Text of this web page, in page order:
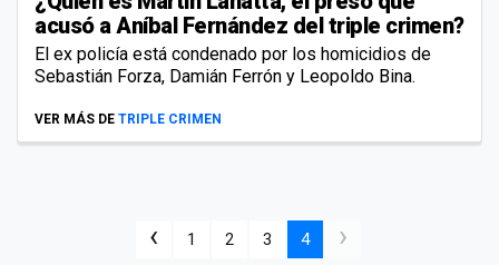
acusó a Aníbal Fernández del triple crimen?
El ex policía está condenado por los homicidios de
Sebastián Forza, Damián Ferrón y Leopoldo Bina.
VER MÁS DE TRIPLE CRIMEN
‹ 1 2 3 4 ›